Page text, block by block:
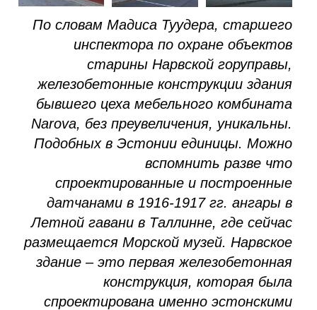
По словам Мадиса Туудера, старшего
инспектора по охране объектов
старины Нарвской горуправы,
железобетонные конструкции здания
бывшего цеха мебельного комбината
Narova, без преувеличения, уникальны.
Подобных в Эстонии единицы. Можно
вспомнить разве что
спроектированные и построенные
датчанами в 1916-1917 гг. ангары в
Летной гавани в Таллинне, где сейчас
размещается Морской музей. Нарвское
здание –это первая железобетонная
конструкция, которая была
спроектирована именно эстонскими